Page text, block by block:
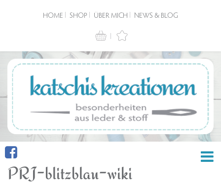
HOME SHOP ÜBER MICH NEWS & BLOG
PRJ-blitzblau-wiki